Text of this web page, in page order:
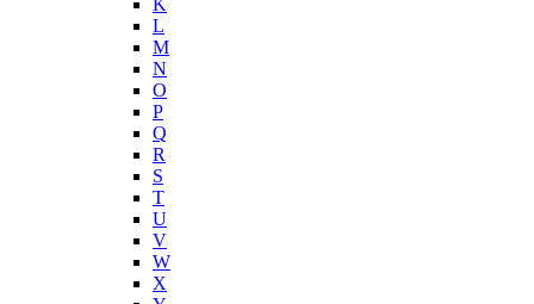
L
M
N
O
P
Q
R
S
T
U
V
W
X